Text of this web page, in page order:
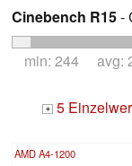
Cinebench R15-
min: 244 avg:
+ 5
AMD A4-1200